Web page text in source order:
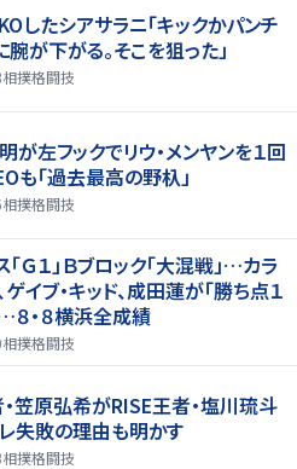
したシアサラニ「キックかパンチ
が下がる。そこを狙った」
相撲格闘技
が左フックでリウ・メンヤンを１回
も「過去最高の野杁」
相撲格闘技
Ｇ１」Ｂブロック「大混戦」…カラ
ゲイブ・キッド、成田蓮が「勝ち点１
８・８横浜全成績
相撲格闘技
・笠原弘希がRISE王者・塩川琉斗
失敗の理由も明かす
相撲格闘技